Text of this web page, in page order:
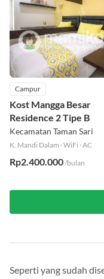
Campur
Kost Mangga Besar
Residence 2 Tipe B
Kecamatan Taman Sari
K. Mandi Dalam ·WiFi ·AC
Rp2.400.000/bulan
Seperti yang sudah